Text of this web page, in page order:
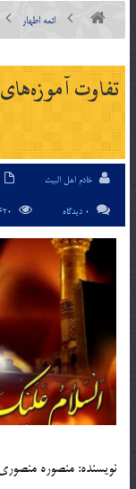
ائمه اطهار
تفاوت
خادم اهل البیت
0 دیدگاه
نویسنده: منصوره